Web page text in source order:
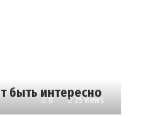
быть интересно
0 25 views